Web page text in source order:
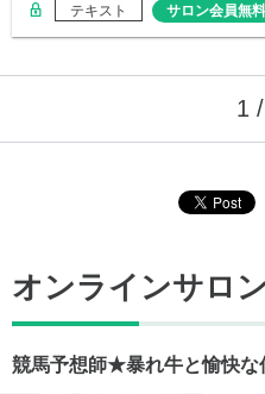
テキスト サロン会員無料
1
オンラインサロ
競馬予想師★暴れ牛と愉快な